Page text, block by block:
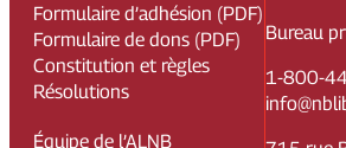
Bureau
1-800-
Formulaire d’adhésion (PDF)
Formulaire de dons (PDF)
Constitution et règles
Résolutions
Équipe de l’ALNB